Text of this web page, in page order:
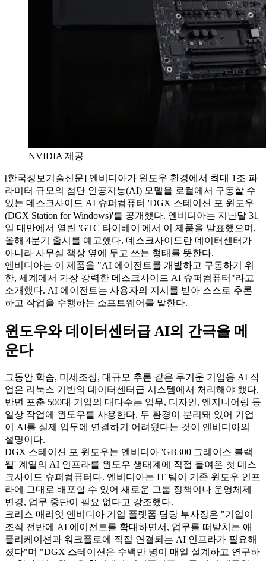
NVIDIA 제공
[한국정보기술신문] 엔비디아가 윈도우 환경에서 최대 1조 파
라미터 규모의 첨단 인공지능(AI) 모델을 로컬에서 구동할 수
있는 데스크사이드 AI 슈퍼컴퓨터 'DGX 스테이션 포 윈도우
(DGX Station for Windows)'를 공개했다. 엔비디아는 지난달 31
일 대만에서 열린 'GTC 타이베이'에서 이 제품을 발표했으며,
올해 4분기 출시를 예고했다. 데스크사이드란 데이터센터가
아니라 사무실 책상 옆에 두고 쓰는 형태를 뜻한다.
엔비디아는 이 제품을 "AI 에이전트를 개발하고 구동하기 위
한, 세계에서 가장 강력한 데스크사이드 AI 슈퍼컴퓨터"라고
소개했다. AI 에이전트는 사용자의 지시를 받아 스스로 추론
하고 작업을 수행하는 소프트웨어를 말한다.
윈도우와 데이터센터급 AI의 간극을 메
운다
그동안 학습, 미세조정, 대규모 추론 같은 무거운 기업용 AI 작
업은 리눅스 기반의 데이터센터급 시스템에서 처리해야 했다.
반면 포춘 500대 기업의 대다수는 업무, 디자인, 엔지니어링 등
일상 작업에 윈도우를 사용한다. 두 환경이 분리돼 있어 기업
이 AI를 실제 업무에 연결하기 어려웠다는 것이 엔비디아의
설명이다.
DGX 스테이션 포 윈도우는 엔비디아 'GB300 그레이스 블랙
웰' 계열의 AI 인프라를 윈도우 생태계에 직접 들여온 첫 데스
크사이드 슈퍼컴퓨터다. 엔비디아는 IT 팀이 기존 윈도우 인프
라에 그대로 배포할 수 있어 새로운 그룹 정책이나 운영체제
변경, 업무 중단이 필요 없다고 강조했다.
크리스 매리엇 엔비디아 기업 플랫폼 담당 부사장은 "기업이
조직 전반에 AI 에이전트를 확대하면서, 업무를 떠받치는 애
플리케이션과 워크플로에 직접 연결되는 AI 인프라가 필요해
졌다"며 "DGX 스테이션은 수백만 명이 매일 설계하고 연구하